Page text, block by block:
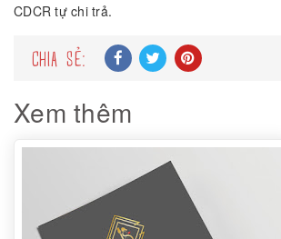
CDCR tự chi trả.
CHIA SẺ:
Xem thêm